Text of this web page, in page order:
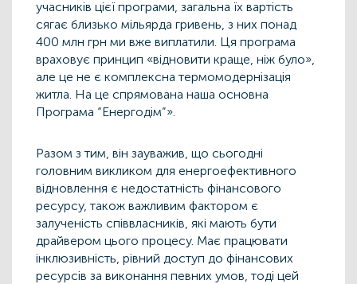
учасників цієї програми, загальна їх вартість
сягає близько мільярда гривень, з них понад
400 млн грн ми вже виплатили. Ця програма
враховує принцип «відновити краще, ніж було»,
але це не є комплексна термомодернізація
житла. На це спрямована наша основна
Програма “Енергодім”».
Разом з тим, він зауважив, що сьогодні
головним викликом для енергоефективного
відновлення є недостатність фінансового
ресурсу, також важливим фактором є
залученість співвласників, які мають бути
драйвером цього процесу. Має працювати
інклюзивність, рівний доступ до фінансових
ресурсів за виконання певних умов, тоді цей